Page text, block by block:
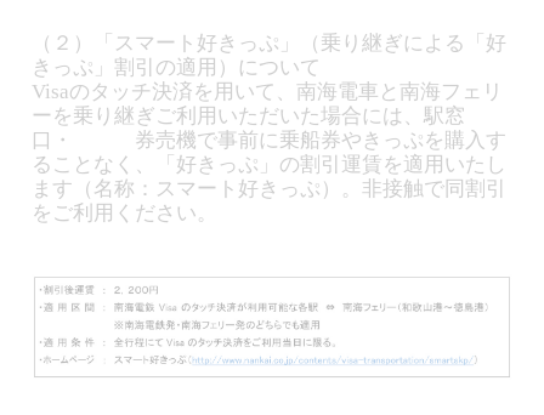
（２）「スマート好きっぷ」（乗り継ぎによる「好
きっぷ」割引の適用）について
Visaのタッチ決済を用いて、南海電車と南海フェリ
ーを乗り継ぎご利用いただいた場合には、駅窓
口・ 券売機で事前に乗船券やきっぷを購入す
ることなく、「好きっぷ」の割引運賃を適用いたし
ます（名称：スマート好きっぷ）。非接触で同割引
をご利用ください。